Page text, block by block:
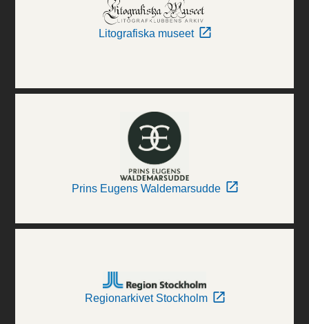
Litografiska museet
Prins Eugens Waldemarsudde
Regionarkivet Stockholm